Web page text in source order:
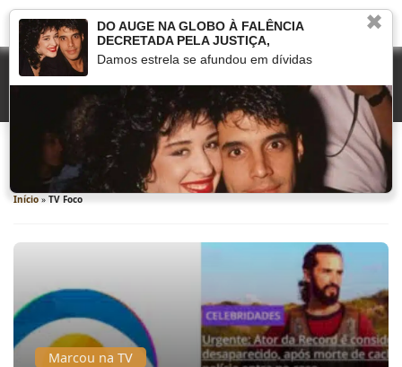
TV Foco
Início » TV Foco
Marcou na TV
✖
DO AUGE NA GLOBO À FALÊNCIA
DECRETADA PELA JUSTIÇA,
Damos estrela se afundou em dívidas